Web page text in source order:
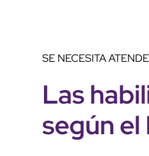
SE NECESITA
Las
según